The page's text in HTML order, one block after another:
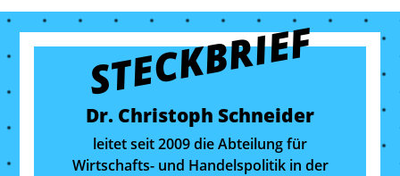
STECKBRIEF
Dr. Christoph Schneider
leitet seit 2009 die Abteilung für
Wirtschafts- und Handelspolitik in der